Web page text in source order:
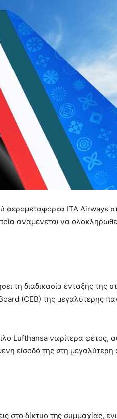
αερομεταφορέα ITA Airways
αναμένεται να
τη διαδικασία ένταξής της
(CEB) της μεγαλύτερης
Lufthansa νωρίτερα φέτος,
είσοδό της στη μεγαλύτερη
στο δίκτυο της συμμαχίας,